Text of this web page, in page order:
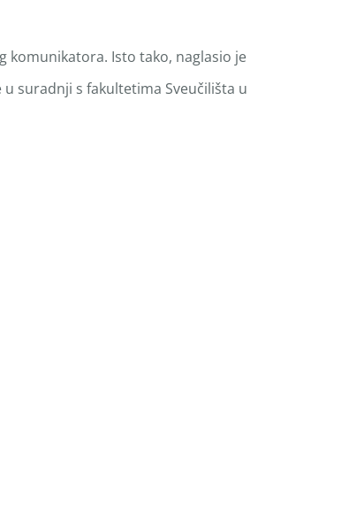
komunikatora. Isto tako, naglasio je
suradnji s fakultetima Sveučilišta u